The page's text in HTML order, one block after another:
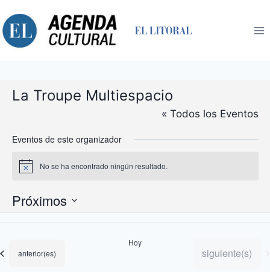
al
contenido
La Troupe Multiespacio
« Todos los Eventos
Eventos de este organizador
Aviso No se ha encontrado ningún resultado.
Próximos
fecha.
Eventos
anterior(es)
Hoy
Eventos
siguiente(s)